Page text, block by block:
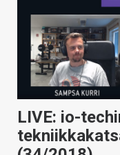
LIVE: io-